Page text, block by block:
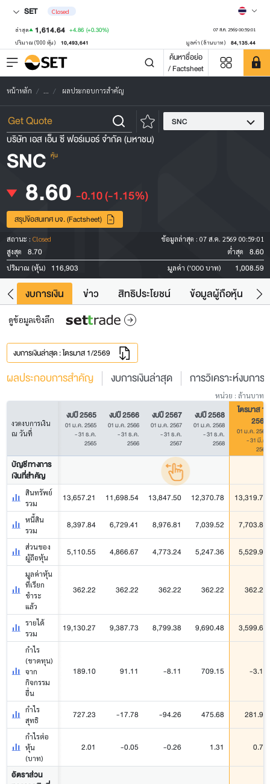
SET Closed
ล่าสุด 1,614.64 +4.86 (+0.30%) 07 ส.ค. 2569 00:59:01
ปริมาณ ('000 หุ้น) 10,493,641 มูลค่า (ล้านบาท) 84,135.44
ค้นหาชื่อย่อ
/ Factsheet
หน้าหลัก ... ผลประกอบการสำคัญ
SNC
บริษัท เอส เอ็น ซี ฟอร์เมอร์ จำกัด (มหาชน)
SNC หุ้น
8.60 -0.10(-1.15%)
สรุปข้อสนเทศ บจ. (Factsheet)
สถานะ : Closed ข้อมูลล่าสุด : 07 ส.ค. 2569 00:59:01
สูงสุด
8.70 ต่ำสุด 8.60
ปริมาณ (หุ้น) 116,903 มูลค่า ('000 บาท) 1,008.59
งบการเงิน ข่าว สิทธิประโยชน์ ข้อมูลผู้ถือหุ้น
ดูข้อมูลเชิงลึก
งบการเงินล่าสุด : ไตรมาส 1/2569
ผลประกอบการสำคัญ งบการเงินล่าสุด การวิเคราะห์งบการ
หน่วย : ล้านบาท
งวดงบการเงิน
ณ วันที่
งบปี 2565
01 ม.ค. 2565
- 31 ธ.ค.
2565
งบปี 2566
01 ม.ค. 2566
- 31 ธ.ค.
2566
งบปี 2567
01 ม.ค. 2567
- 31 ธ.ค.
2567
งบปี 2568
01 ม.ค. 2568
- 31 ธ.ค.
2568
ไตรมาส 1/
2569
01 ม.ค. 2569
- 31 มี.ค.
2569
บัญชีทางการ
เงินที่สำคัญ
สินทรัพย์
รวม
13,657.21 11,698.54 13,847.50 12,370.78 13,319.76
หนี้สิน
รวม
8,397.84 6,729.41 8,976.81 7,039.52 7,703.81
ส่วนของ
ผู้ถือหุ้น
5,110.55 4,866.67 4,773.24 5,247.36 5,529.95
มูลค่าหุ้น
ที่เรียก
ชำระ
แล้ว
362.22 362.22 362.22 362.22 362.22
รายได้
รวม
19,130.27 9,387.73 8,799.38 9,690.48 3,599.64
กำไร
(ขาดทุน)
จาก
กิจกรรม
อื่น
189.10 91.11 -8.11 709.15 -3.16
กำไร
สุทธิ
727.23 -17.78 -94.26 475.68 281.90
กำไรต่อ
หุ้น
(บาท)
2.01 -0.05 -0.26 1.31 0.78
อัตราส่วน